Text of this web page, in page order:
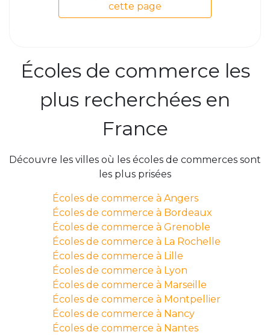
cette page
Écoles de commerce les
plus recherchées en
France
Découvre les villes où les écoles de commerces sont
les plus prisées
Écoles de commerce à Angers
Écoles de commerce à Bordeaux
Écoles de commerce à Grenoble
Écoles de commerce à La Rochelle
Écoles de commerce à Lille
Écoles de commerce à Lyon
Écoles de commerce à Marseille
Écoles de commerce à Montpellier
Écoles de commerce à Nancy
Écoles de commerce à Nantes